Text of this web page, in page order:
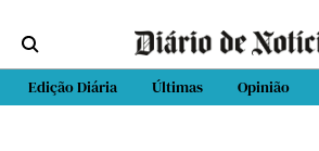
Edição Diária Últimas Opinião